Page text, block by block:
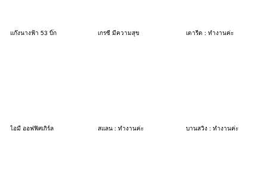
แก๊งนางฟ้า 53 บิ๊ก เกรซี่ มีความสุข เตารีด : ทำงานค่ะ
ไอมี่ ออฟฟิศเกิร์ล สแลน : ทำงานค่ะ บานสวิง : ทำงานค่ะ